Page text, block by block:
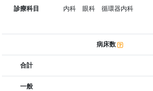
診療科目 内科 眼科 循環器内科
病床数
合計
一般